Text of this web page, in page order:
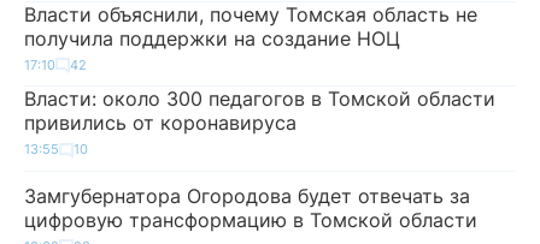
Власти объяснили, почему Томская область не
получила поддержки на создание НОЦ
17:10 42
Власти: около 300 педагогов в Томской области
привились от коронавируса
13:55 10
Замгубернатора Огородова будет отвечать за
цифровую трансформацию в Томской области